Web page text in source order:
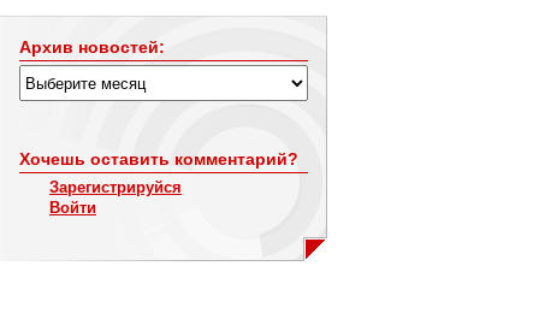
Архив новостей:
Хочешь оставить комментарий?
Зарегистрируйся
Войти